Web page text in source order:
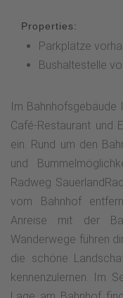
Properties:
Parkplätze
Bushaltestelle
Im
Café-Restaurant und
ein. Rund um den
und
Radweg
vom Bahnhof
Anreise mit der
Wanderwege führen
die schöne
kennenzulernen. Im